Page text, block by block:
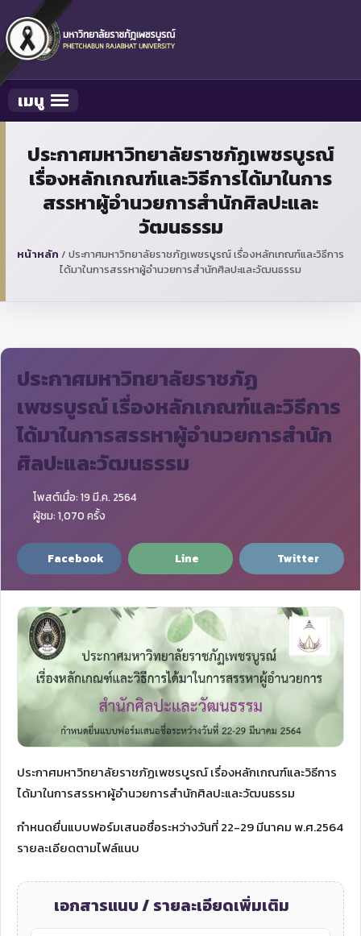
Toggle navigation
เมนู
ประกาศมหาวิทยาลัยราชภัฏเพชรบูรณ์
เรื่องหลักเกณฑ์และวิธีการได้มาในการ
สรรหาผู้อำนวยการสำนักศิลปะและ
วัฒนธรรม
หน้าหลัก / ประกาศมหาวิทยาลัยราชภัฏเพชรบูรณ์ เรื่องหลักเกณฑ์และวิธีการ
ได้มาในการสรรหาผู้อำนวยการสำนักศิลปะและวัฒนธรรม
ประกาศมหาวิทยาลัยราชภัฏ
เพชรบูรณ์ เรื่องหลักเกณฑ์และวิธีการ
ได้มาในการสรรหาผู้อำนวยการสำนัก
ศิลปะและวัฒนธรรม
โพสต์เมื่อ: 19 มี.ค. 2564
ผู้ชม: 1,070 ครั้ง
Facebook Line Twitter
ประกาศมหาวิทยาลัยราชภัฏเพชรบูรณ์ เรื่องหลักเกณฑ์และวิธีการ
ได้มาในการสรรหาผู้อำนวยการสำนักศิลปะและวัฒนธรรม
กำหนดยื่นแบบฟอร์มเสนอชื่อระหว่างวันที่ 22-29 มีนาคม พ.ศ.2564
รายละเอียดตามไฟล์แนบ
เอกสารแนบ / รายละเอียดเพิ่มเติม